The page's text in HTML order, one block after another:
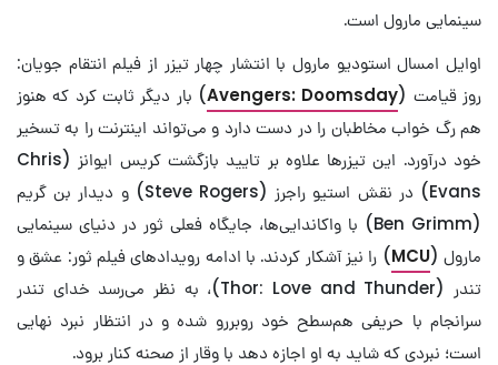
سینمایی مارول است.
اوایل امسال استودیو مارول با انتشار چهار تیزر از فیلم انتقام جویان:
روز قیامت (Avengers: Doomsday) بار دیگر ثابت کرد که هنوز
هم رگ خواب مخاطبان را در دست دارد و می‌تواند اینترنت را به تسخیر
خود درآورد. این تیزرها علاوه بر تایید بازگشت کریس ایوانز (Chris
Evans) در نقش استیو راجرز (Steve Rogers) و دیدار بن گریم
(Ben Grimm) با واکاندایی‌ها، جایگاه فعلی ثور در دنیای سینمایی
مارول (MCU) را نیز آشکار کردند. با ادامه رویدادهای فیلم ثور: عشق و
تندر (Thor: Love and Thunder)، به نظر می‌رسد خدای تندر
سرانجام با حریفی هم‌سطح خود روبررو شده و در انتظار نبرد نهایی
است؛ نبردی که شاید به او اجازه دهد با وقار از صحنه کنار برود.